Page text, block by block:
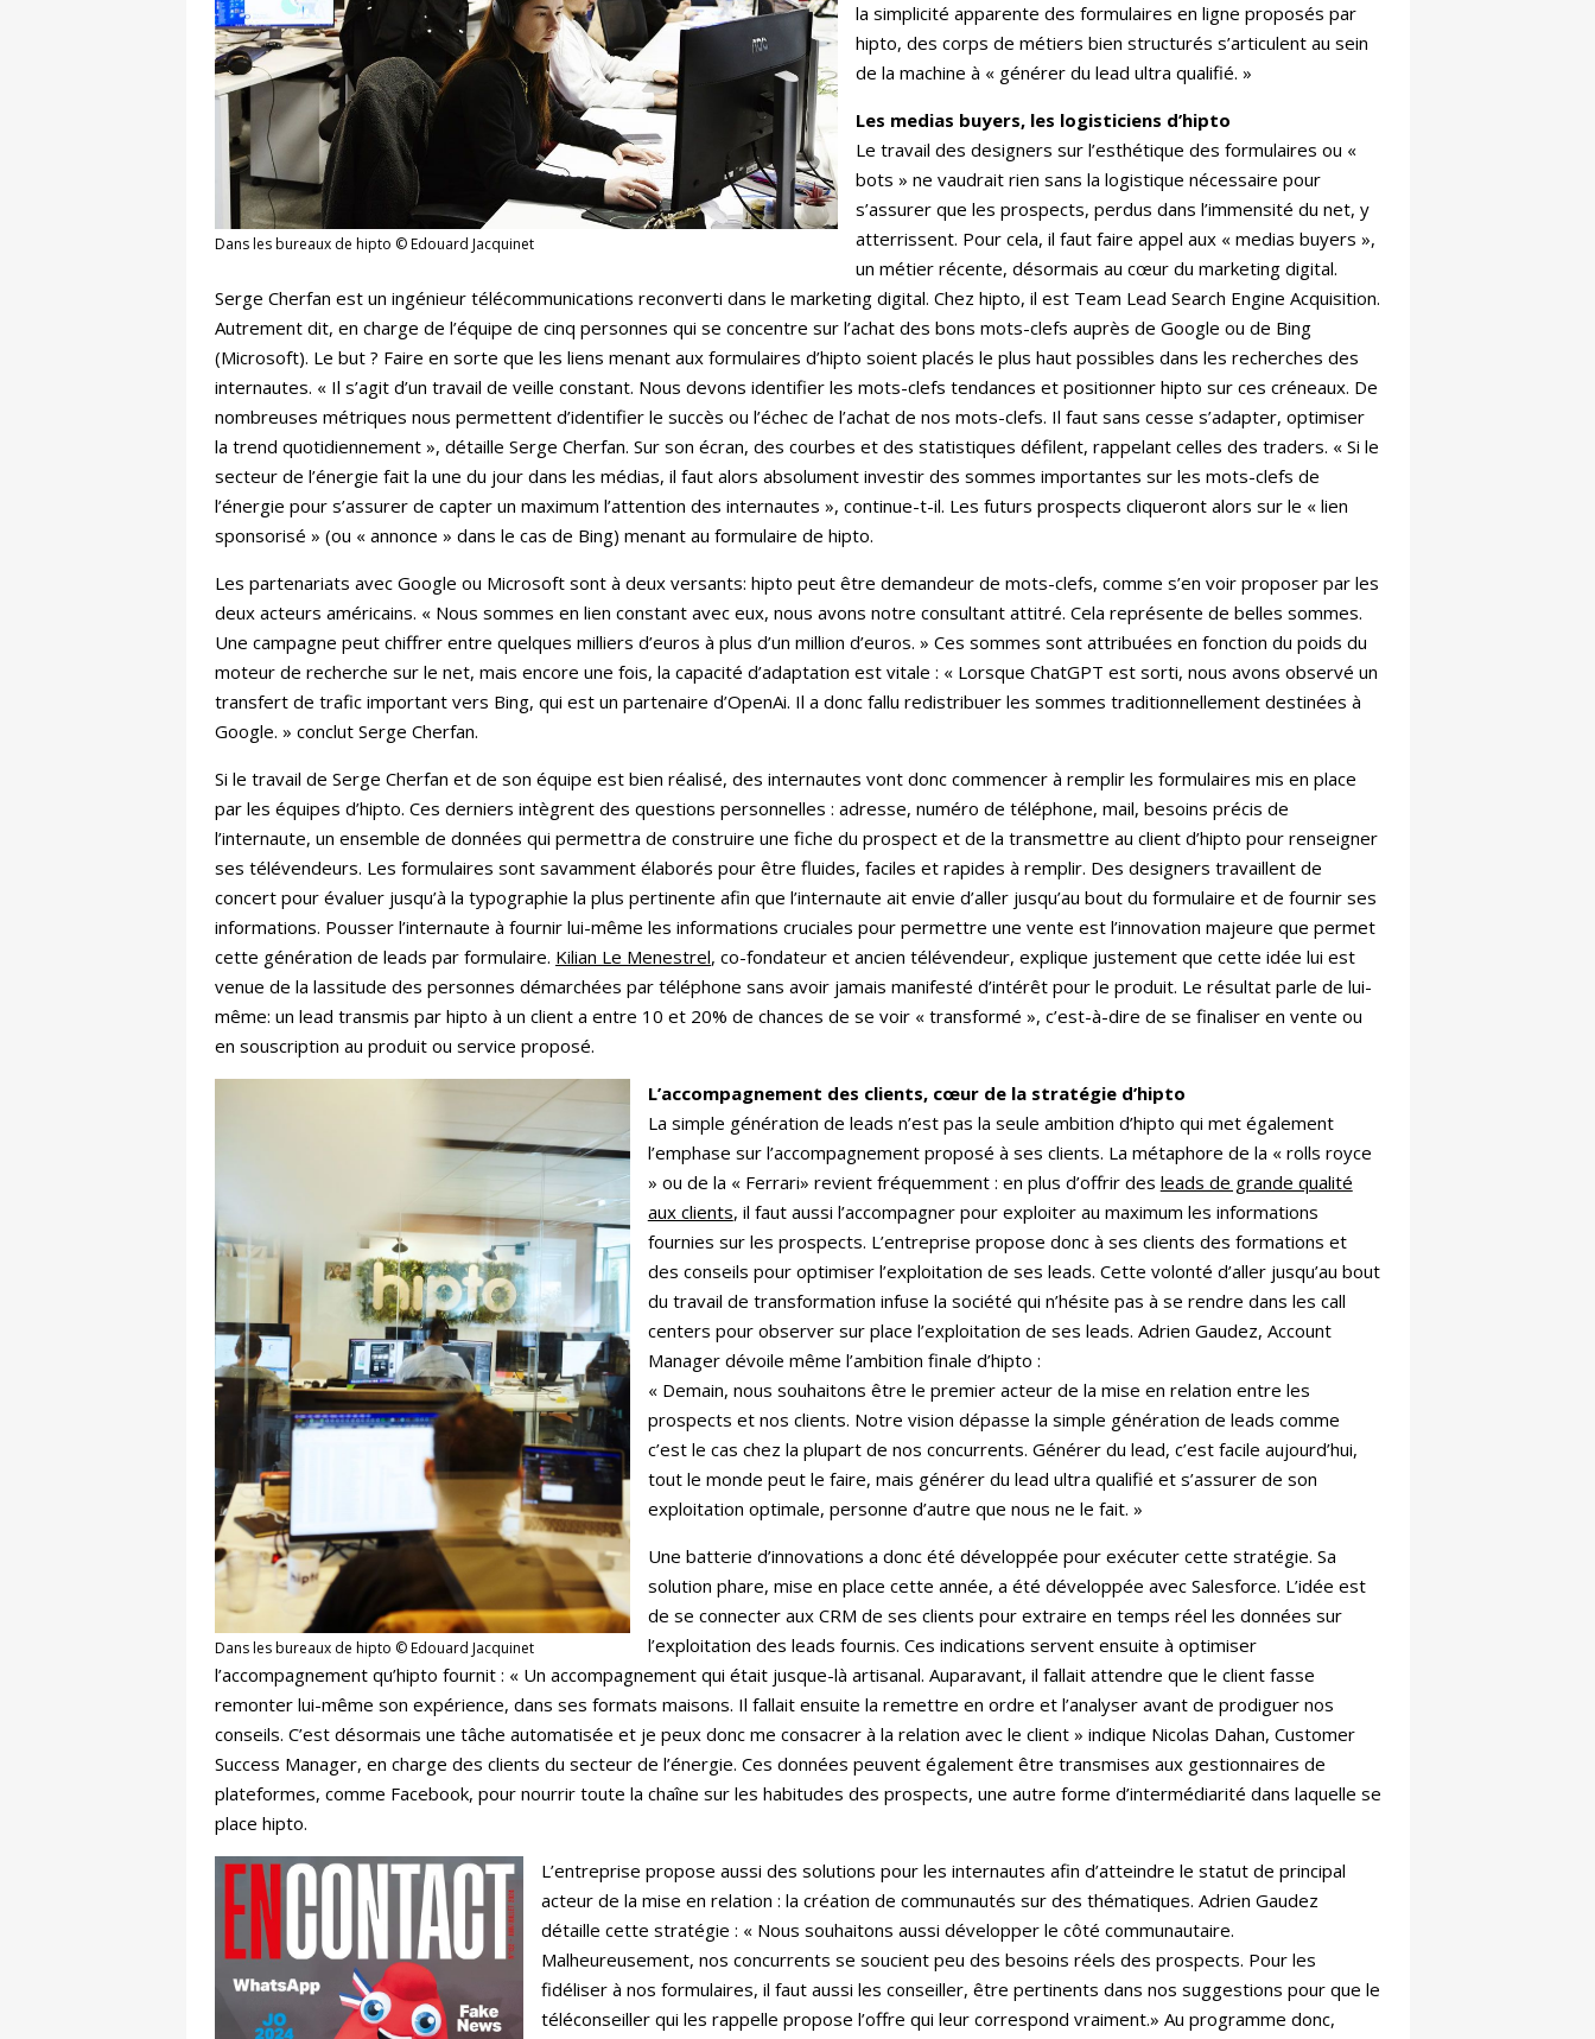
Dans les bureaux de hipto © Edouard Jacquinet
la simplicité apparente des formulaires en ligne proposés par
hipto, des corps de métiers bien structurés s’articulent au sein
de la machine à « générer du lead ultra qualifié. »
Les medias buyers, les logisticiens d’hipto
Le travail des designers sur l’esthétique des formulaires ou «
bots » ne vaudrait rien sans la logistique nécessaire pour
s’assurer que les prospects, perdus dans l’immensité du net, y
atterrissent. Pour cela, il faut faire appel aux « medias buyers »,
un métier récente, désormais au cœur du marketing digital.
Serge Cherfan est un ingénieur télécommunications reconverti dans le marketing digital. Chez hipto, il est Team Lead Search Engine Acquisition.
Autrement dit, en charge de l’équipe de cinq personnes qui se concentre sur l’achat des bons mots-clefs auprès de Google ou de Bing
(Microsoft). Le but ? Faire en sorte que les liens menant aux formulaires d’hipto soient placés le plus haut possibles dans les recherches des
internautes. « Il s’agit d’un travail de veille constant. Nous devons identifier les mots-clefs tendances et positionner hipto sur ces créneaux. De
nombreuses métriques nous permettent d’identifier le succès ou l’échec de l’achat de nos mots-clefs. Il faut sans cesse s’adapter, optimiser
la trend quotidiennement », détaille Serge Cherfan. Sur son écran, des courbes et des statistiques défilent, rappelant celles des traders. « Si le
secteur de l’énergie fait la une du jour dans les médias, il faut alors absolument investir des sommes importantes sur les mots-clefs de
l’énergie pour s’assurer de capter un maximum l’attention des internautes », continue-t-il. Les futurs prospects cliqueront alors sur le « lien
sponsorisé » (ou « annonce » dans le cas de Bing) menant au formulaire de hipto.
Les partenariats avec Google ou Microsoft sont à deux versants: hipto peut être demandeur de mots-clefs, comme s’en voir proposer par les
deux acteurs américains. « Nous sommes en lien constant avec eux, nous avons notre consultant attitré. Cela représente de belles sommes.
Une campagne peut chiffrer entre quelques milliers d’euros à plus d’un million d’euros. » Ces sommes sont attribuées en fonction du poids du
moteur de recherche sur le net, mais encore une fois, la capacité d’adaptation est vitale : « Lorsque ChatGPT est sorti, nous avons observé un
transfert de trafic important vers Bing, qui est un partenaire d’OpenAi. Il a donc fallu redistribuer les sommes traditionnellement destinées à
Google. » conclut Serge Cherfan.
Si le travail de Serge Cherfan et de son équipe est bien réalisé, des internautes vont donc commencer à remplir les formulaires mis en place
par les équipes d’hipto. Ces derniers intègrent des questions personnelles : adresse, numéro de téléphone, mail, besoins précis de
l’internaute, un ensemble de données qui permettra de construire une fiche du prospect et de la transmettre au client d’hipto pour renseigner
ses télévendeurs. Les formulaires sont savamment élaborés pour être fluides, faciles et rapides à remplir. Des designers travaillent de
concert pour évaluer jusqu’à la typographie la plus pertinente afin que l’internaute ait envie d’aller jusqu’au bout du formulaire et de fournir ses
informations. Pousser l’internaute à fournir lui-même les informations cruciales pour permettre une vente est l’innovation majeure que permet
cette génération de leads par formulaire. Kilian Le Menestrel, co-fondateur et ancien télévendeur, explique justement que cette idée lui est
venue de la lassitude des personnes démarchées par téléphone sans avoir jamais manifesté d’intérêt pour le produit. Le résultat parle de lui-
même: un lead transmis par hipto à un client a entre 10 et 20% de chances de se voir « transformé », c’est-à-dire de se finaliser en vente ou
en souscription au produit ou service proposé.
Dans les bureaux de hipto © Edouard Jacquinet
L’accompagnement des clients, cœur de la stratégie d’hipto
La simple génération de leads n’est pas la seule ambition d’hipto qui met également
l’emphase sur l’accompagnement proposé à ses clients. La métaphore de la « rolls royce
» ou de la « Ferrari» revient fréquemment : en plus d’offrir des leads de grande qualité
aux clients, il faut aussi l’accompagner pour exploiter au maximum les informations
fournies sur les prospects. L’entreprise propose donc à ses clients des formations et
des conseils pour optimiser l’exploitation de ses leads. Cette volonté d’aller jusqu’au bout
du travail de transformation infuse la société qui n’hésite pas à se rendre dans les call
centers pour observer sur place l’exploitation de ses leads. Adrien Gaudez, Account
Manager dévoile même l’ambition finale d’hipto :
« Demain, nous souhaitons être le premier acteur de la mise en relation entre les
prospects et nos clients. Notre vision dépasse la simple génération de leads comme
c’est le cas chez la plupart de nos concurrents. Générer du lead, c’est facile aujourd’hui,
tout le monde peut le faire, mais générer du lead ultra qualifié et s’assurer de son
exploitation optimale, personne d’autre que nous ne le fait. »
Une batterie d’innovations a donc été développée pour exécuter cette stratégie. Sa
solution phare, mise en place cette année, a été développée avec Salesforce. L’idée est
de se connecter aux CRM de ses clients pour extraire en temps réel les données sur
l’exploitation des leads fournis. Ces indications servent ensuite à optimiser
l’accompagnement qu’hipto fournit : « Un accompagnement qui était jusque-là artisanal. Auparavant, il fallait attendre que le client fasse
remonter lui-même son expérience, dans ses formats maisons. Il fallait ensuite la remettre en ordre et l’analyser avant de prodiguer nos
conseils. C’est désormais une tâche automatisée et je peux donc me consacrer à la relation avec le client » indique Nicolas Dahan, Customer
Success Manager, en charge des clients du secteur de l’énergie. Ces données peuvent également être transmises aux gestionnaires de
plateformes, comme Facebook, pour nourrir toute la chaîne sur les habitudes des prospects, une autre forme d’intermédiarité dans laquelle se
place hipto.
L’entreprise propose aussi des solutions pour les internautes afin d’atteindre le statut de principal
acteur de la mise en relation : la création de communautés sur des thématiques. Adrien Gaudez
détaille cette stratégie : « Nous souhaitons aussi développer le côté communautaire.
Malheureusement, nos concurrents se soucient peu des besoins réels des prospects. Pour les
fidéliser à nos formulaires, il faut aussi les conseiller, être pertinents dans nos suggestions pour que le
téléconseiller qui les rappelle propose l’offre qui leur correspond vraiment.» Au programme donc,